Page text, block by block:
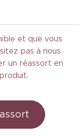
et que vous
pas à nous
un réassort en